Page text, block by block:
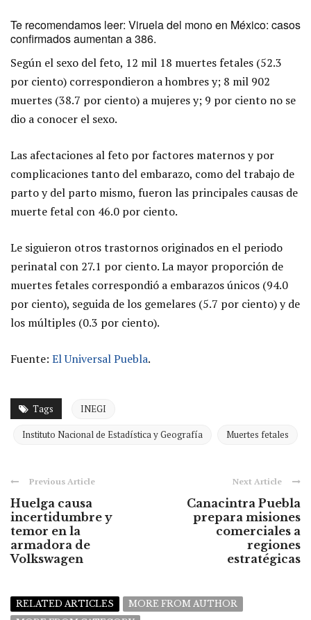
Te recomendamos leer: Viruela del mono en México: casos
confirmados aumentan a 386.
Según el sexo del feto, 12 mil 18 muertes fetales (52.3
por ciento) correspondieron a hombres y; 8 mil 902
muertes (38.7 por ciento) a mujeres y; 9 por ciento no se
dio a conocer el sexo.
Las afectaciones al feto por factores maternos y por
complicaciones tanto del embarazo, como del trabajo de
parto y del parto mismo, fueron las principales causas de
muerte fetal con 46.0 por ciento.
Le siguieron otros trastornos originados en el periodo
perinatal con 27.1 por ciento. La mayor proporción de
muertes fetales correspondió a embarazos únicos (94.0
por ciento), seguida de los gemelares (5.7 por ciento) y de
los múltiples (0.3 por ciento).
Fuente: El Universal Puebla.
Tags INEGI
Instituto Nacional de Estadística y Geografía Muertes fetales
Previous Article
Huelga causa
incertidumbre y
temor en la
armadora de
Volkswagen
Next Article
Canacintra Puebla
prepara misiones
comerciales a
regiones
estratégicas
RELATED ARTICLES
MORE FROM AUTHOR